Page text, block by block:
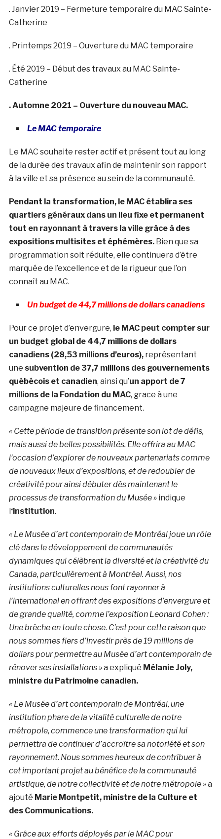
. Janvier 2019 – Fermeture temporaire du MAC Sainte-
Catherine
. Printemps 2019 – Ouverture du MAC temporaire
. Été 2019 – Début des travaux au MAC Sainte-
Catherine
. Automne 2021 – Ouverture du nouveau MAC.
Le MAC temporaire
Le MAC souhaite rester actif et présent tout au long
de la durée des travaux afin de maintenir son rapport
à la ville et sa présence au sein de la communauté.
Pendant la transformation, le MAC établira ses
quartiers généraux dans un lieu fixe et permanent
tout en rayonnant à travers la ville grâce à des
expositions multisites et éphémères. Bien que sa
programmation soit réduite, elle continuera d’être
marquée de l’excellence et de la rigueur que l’on
connaît au MAC.
Un budget de 44,7 millions de dollars canadiens
Pour ce projet d’envergure, le MAC peut compter sur
un budget global de 44,7 millions de dollars
canadiens (28,53 millions d’euros),représentant
une subvention de 37,7 millions des gouvernements
québécois et canadien, ainsi qu’un apport de 7
millions de la Fondation du MAC, grace à une
campagne majeure de financement.
« Cette période de transition présente son lot de défis,
mais aussi de belles possibilités. Elle offrira au MAC
l’occasion d’explorer de nouveaux partenariats comme
de nouveaux lieux d’expositions, et de redoubler de
créativité pour ainsi débuter dès maintenant le
processus de transformation du Musée »indique
l‘institution.
« Le Musée d’art contemporain de Montréal joue un rôle
clé dans le développement de communautés
dynamiques qui célèbrent la diversité et la créativité du
Canada, particulièrement à Montréal. Aussi, nos
institutions culturelles nous font rayonner à
l’international en offrant des expositions d’envergure et
de grande qualité, comme l’exposition Leonard Cohen :
Une brèche en toute chose. C’est pour cette raison que
nous sommes fiers d’investir près de 19 millions de
dollars pour permettre au Musée d’art contemporain de
rénover ses installations »a expliqué Mélanie Joly,
ministre du Patrimoine canadien.
« Le Musée d’art contemporain de Montréal, une
institution phare de la vitalité culturelle de notre
métropole, commence une transformation qui lui
permettra de continuer d’accroître sa notoriété et son
rayonnement. Nous sommes heureux de contribuer à
cet important projet au bénéfice de la communauté
artistique, de notre collectivité et de notre métropole »a
ajouté Marie Montpetit, ministre de la Culture et
des Communications.
« Grâce aux efforts déployés par le MAC pour